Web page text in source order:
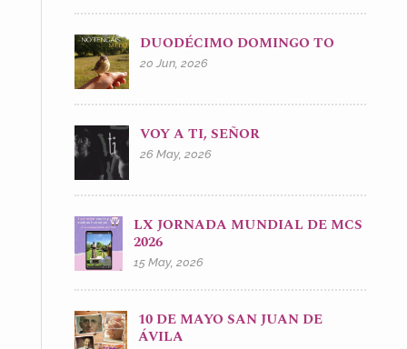
DUODÉCIMO DOMINGO TO
20 Jun, 2026
VOY A TI, SEÑOR
26 May, 2026
LX JORNADA MUNDIAL DE MCS
2026
15 May, 2026
10 DE MAYO SAN JUAN DE
ÁVILA